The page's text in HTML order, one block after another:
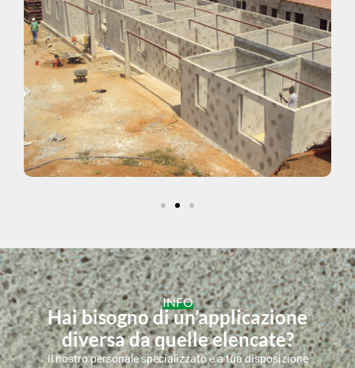
INFO
Hai bisogno di un’applicazione
diversa da quelle elencate?
Il nostro personale specializzato è a tua disposizione